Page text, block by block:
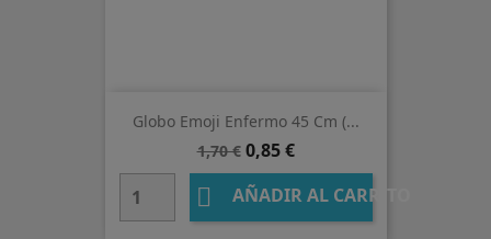
Globo Emoji Enfermo 45 Cm (...
Precio
base
1,70 € Precio
0,85 €
 AÑADIR AL CARRITO